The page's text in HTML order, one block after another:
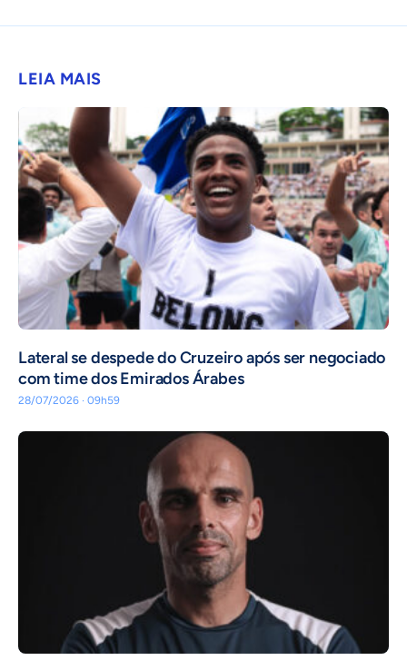
LEIA MAIS
Lateral se despede do Cruzeiro após ser negociado
com time dos Emirados Árabes
28/07/2026 · 09h59